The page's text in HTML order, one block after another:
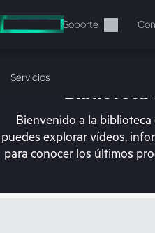
al
contenido
Soporte
Servicios
En estos
Biblioteca
Bienvenido a la
puedes explorar vídeos,
para conocer los últimos